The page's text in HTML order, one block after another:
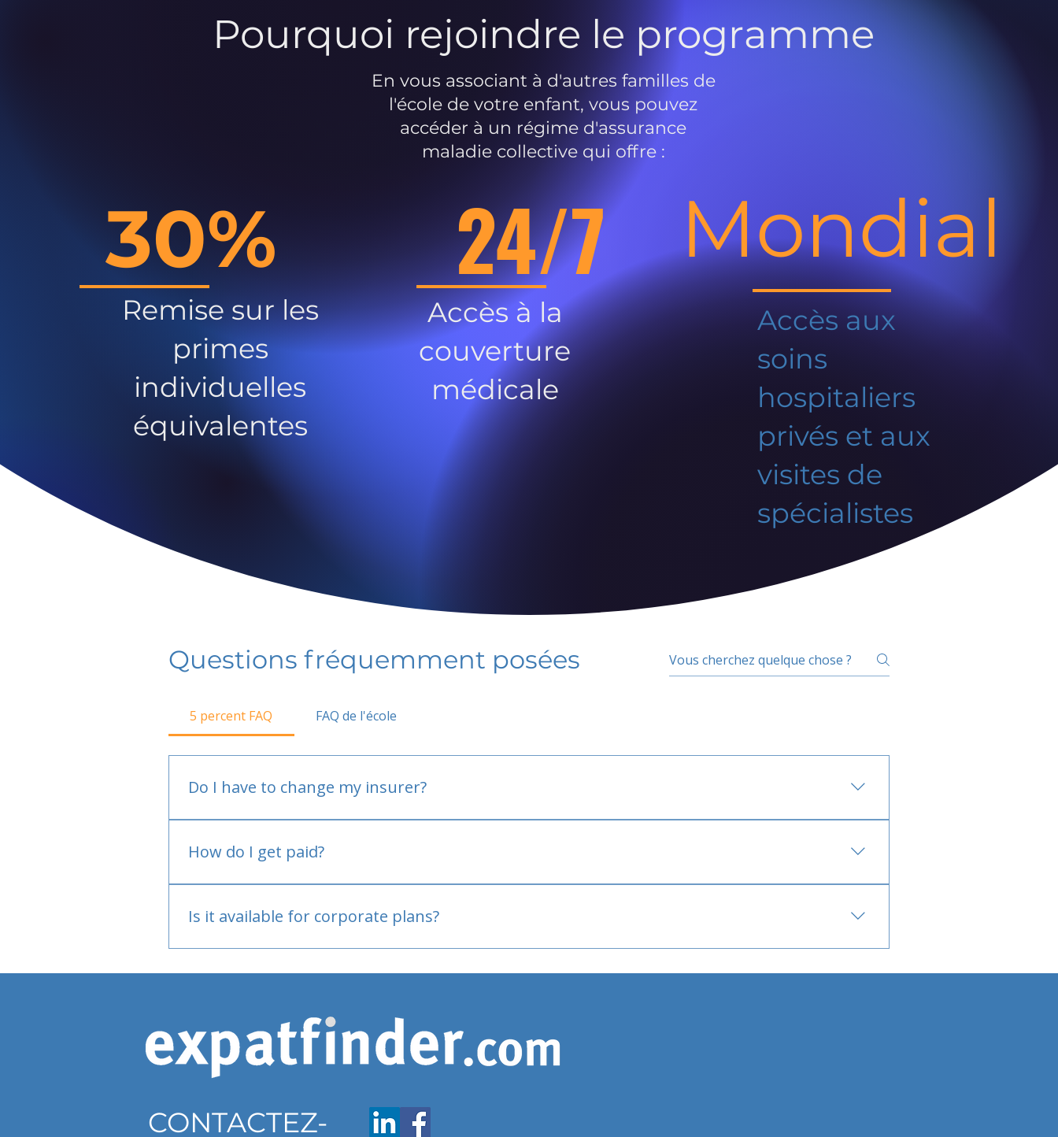
Pourquoi rejoindre le programme
En vous associant à d'autres familles de
l'école de votre enfant, vous pouvez
accéder à un régime d'assurance
maladie collective qui offre :
30%
Remise sur les
primes
individuelles
équivalentes
24/7
Accès à la
couverture
médicale
Mondial
Accès aux
soins
hospitaliers
privés et aux
visites de
spécialistes
Questions fréquemment posées
5 percent FAQ FAQ de l'école
Do I have to change my insurer?
How do I get paid?
Is it available for corporate plans?
CONTACTEZ-